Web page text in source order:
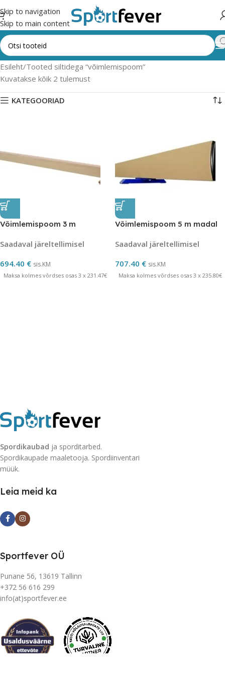
Skip to navigation
Skip to main content
Esileht Tooted siltidega “võimlemispoom”
Kuvatakse kõik 2 tulemust
KATEGOORIAD
Võimlemispoom 3 m
Saadaval järeltellimisel
694.40 € sis.KM
Maksa kolmes võrdses osas 3 x 231.47€
Võimlemispoom 5 m madal
Saadaval järeltellimisel
707.40 € sis.KM
Maksa kolmes võrdses osas 3 x 235.80€
Spordikaubad ja sporditarbed.
Spordikaupade maaletooja. Spordiinventari
müük.
Leia meid ka
Sportfever OÜ
Punane 56, 13619 Tallinn
+372 56 616 299
info(at)sportfever.ee